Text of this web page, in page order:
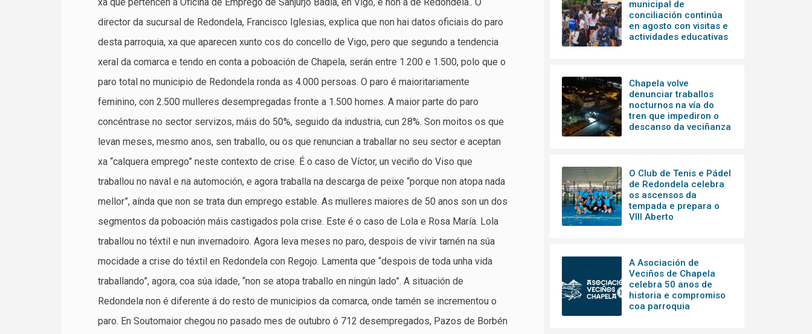
director da sucursal de Redondela, Francisco Iglesias, explica que non hai datos oficiais do paro
desta parroquia, xa que aparecen xunto cos do concello de Vigo, pero que segundo a tendencia
xeral da comarca e tendo en conta a poboación de Chapela, serán entre 1.200 e 1.500, polo que o
paro total no municipio de Redondela ronda as 4.000 persoas. O paro é maioritariamente
feminino, con 2.500 mulleres desempregadas fronte a 1.500 homes. A maior parte do paro
concéntrase no sector servizos, máis do 50%, seguido da industria, cun 28%. Son moitos os que
levan meses, mesmo anos, sen traballo, ou os que renuncian a traballar no seu sector e aceptan
xa “calquera emprego” neste contexto de crise. É o caso de Víctor, un veciño do Viso que
traballou no naval e na automoción, e agora traballa na descarga de peixe “porque non atopa nada
mellor”, aínda que non se trata dun emprego estable. As mulleres maiores de 50 anos son un dos
segmentos da poboación máis castigados pola crise. Este é o caso de Lola e Rosa María. Lola
traballou no téxtil e nun invernadoiro. Agora leva meses no paro, despois de vivir tamén na súa
mocidade a crise do téxtil en Redondela con Regojo. Lamenta que “despois de toda unha vida
traballando”, agora, coa súa idade, “non se atopa traballo en ningún lado”. A situación de
Redondela non é diferente á do resto de municipios da comarca, onde tamén se incrementou o
paro. En Soutomaior chegou no pasado mes de outubro ó 712 desempregados, Pazos de Borbén
municipal de
conciliación continúa
en agosto con visitas e
actividades educativas
Chapela volve
denunciar traballos
nocturnos na vía do
tren que impediron o
descanso da veciñanza
O Club de Tenis e Pádel
de Redondela celebra
os ascensos da
tempada e prepara o
VIII Aberto
A Asociación de
Veciños de Chapela
celebra 50 anos de
historia e compromiso
coa parroquia